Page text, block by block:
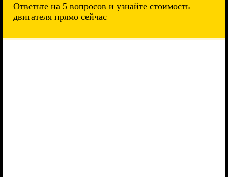
Ответьте на 5 вопросов и узнайте стоимость
двигателя прямо сейчас